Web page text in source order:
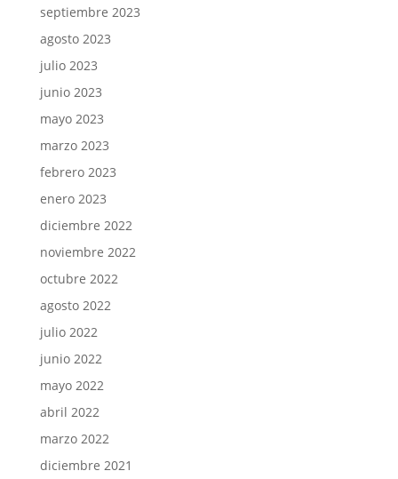
septiembre 2023
agosto 2023
julio 2023
junio 2023
mayo 2023
marzo 2023
febrero 2023
enero 2023
diciembre 2022
noviembre 2022
octubre 2022
agosto 2022
julio 2022
junio 2022
mayo 2022
abril 2022
marzo 2022
diciembre 2021